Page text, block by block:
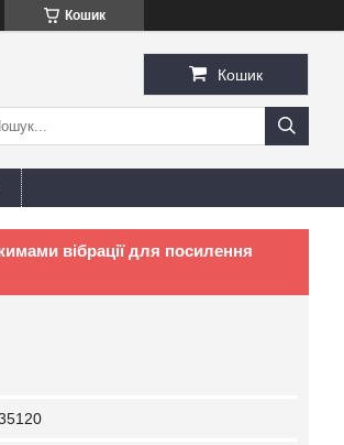
Кошик
Кошик
вібрації для посилення